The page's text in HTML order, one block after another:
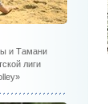
и Тамани
лиги